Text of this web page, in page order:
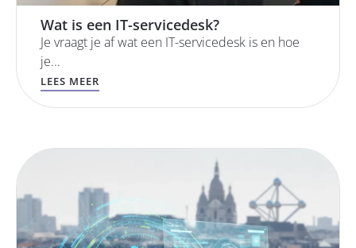
Wat is een IT-servicedesk?
Je vraagt je af wat een IT-servicedesk is en hoe
je...
LEES MEER